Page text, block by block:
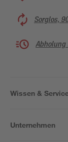
Sorglos,
Abholung
Wissen &
Unternehmen